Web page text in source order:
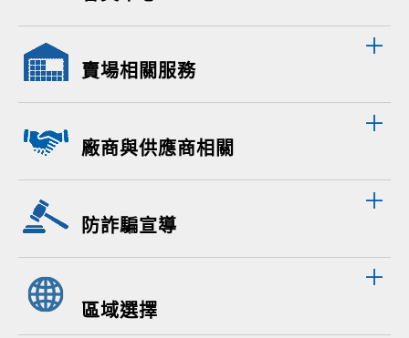
賣場相關服務
廠商與供應商相關
防詐騙宣導
區域選擇